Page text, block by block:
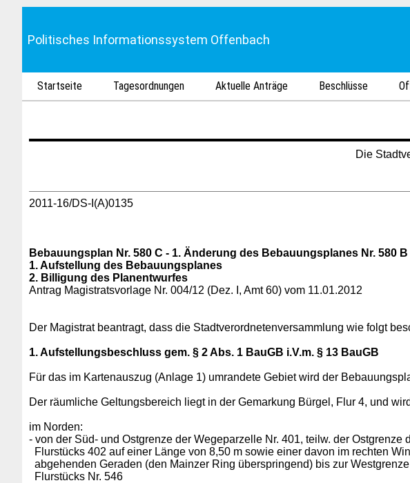
Politisches Informationssystem Offenbach
Startseite Tagesordnungen Aktuelle Anträge Beschlüsse
Die
2011-16/DS-I(A)0135
Bebauungsplan Nr. 580 C - 1. Änderung des Bebauungsplanes Nr. 580
1. Aufstellung des Bebauungsplanes
2. Billigung des Planentwurfes
Antrag Magistratsvorlage Nr. 004/12 (Dez. I, Amt 60) vom 11.01.2012
Der Magistrat beantragt, dass die Stadtverordnetenversammlung wie folgt
1. Aufstellungsbeschluss gem. § 2 Abs. 1 BauGB i.V.m. § 13 BauGB
Für das im Kartenauszug (Anlage 1) umrandete Gebiet wird der
Der räumliche Geltungsbereich liegt in der Gemarkung Bürgel, Flur 4, und
im Norden:
- von der Süd- und Ostgrenze der Wegeparzelle Nr. 401, teilw. der Ostgrenze
Flurstücks 402 auf einer Länge von 8,50 m sowie einer davon im rechten
abgehenden Geraden (den Mainzer Ring überspringend) bis zur
Flurstücks Nr. 546